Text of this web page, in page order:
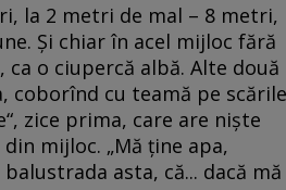
la 2 metri de mal – 8 metri,
Şi chiar în acel mijloc fără
o ciupercă albă. Alte două
coborînd cu teamă pe scările
zice prima, care are nişte
mijloc. „Mă ţine apa,
asta, că... dacă mă